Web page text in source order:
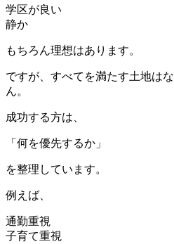
学区が良い
静か
もちろん理想はあります。
ですが、すべてを満たす土地は
ん。
成功する方は、
「何を優先するか」
を整理しています。
例えば、
通勤重視
子育て重視